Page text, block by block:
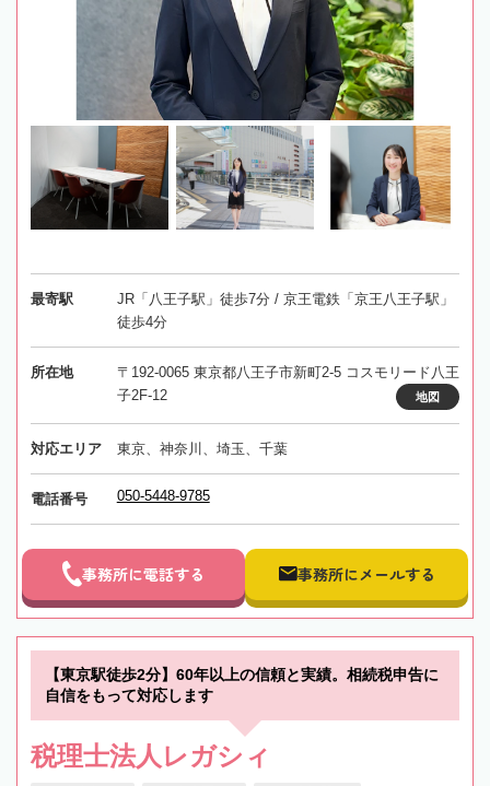
最寄駅
JR「八王子駅」徒歩7分 / 京王電鉄「京王八王子駅」
徒歩4分
所在地
〒192-0065 東京都八王子市新町2-5 コスモリード八王
子2F-12
地図
対応エリア 東京、神奈川、埼玉、千葉
電話番号 050-5448-9785
事務所に電話する 事務所にメールする
【東京駅徒歩2分】60年以上の信頼と実績。相続税申告に
自信をもって対応します
税理士法人レガシィ